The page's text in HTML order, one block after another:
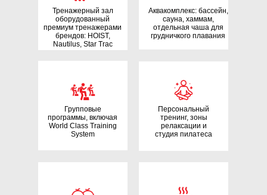
Тренажерный зал
оборудованный
премиум тренажерами
брендов: HOIST,
Nautilus, Star Trac
Аквакомплекс: бассейн,
сауна, хаммам,
отдельная чаша для
грудничкого плавания
Групповые
программы, включая
World Class Training
System
Персональный
тренинг, зоны
релаксации и
студия пилатеса